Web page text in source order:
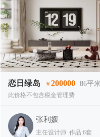
恋日绿岛 ￥200000 86平
此价格不包含税金管理费
张利媛
主任设计师 作品:6套